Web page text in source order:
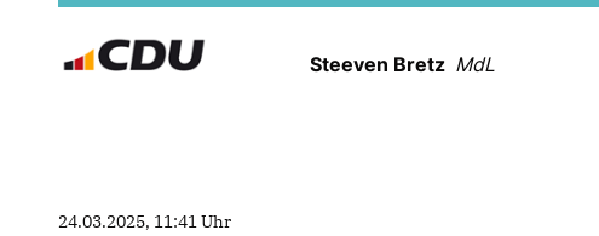
Steeven Bretz MdL
24.03.2025, 11:41 Uhr